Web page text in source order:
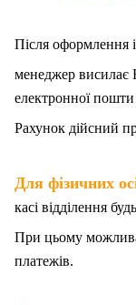
Після оформлення
менеджер висилає
електронної
Рахунок дійсний
Для фізичних
касі відділення
При цьому можлива
платежів.